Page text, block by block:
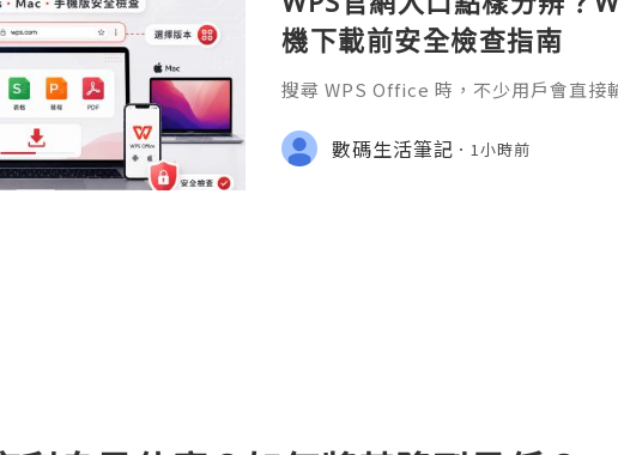
機下載前安全檢查指南
搜尋 WPS Office 時，不少用戶會直接
用程式商店、教學網站、在線文件服務
數碼生活筆記 1小時前